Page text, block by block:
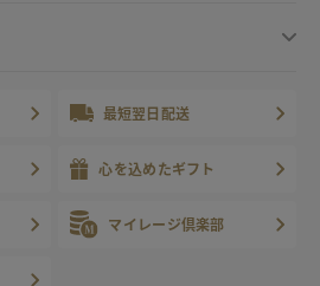
最短翌日配送
心を込めたギフト
マイレージ倶楽部